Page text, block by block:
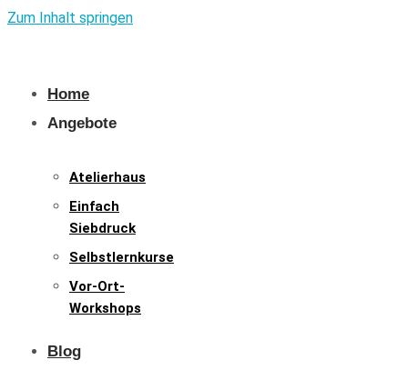
Zum Inhalt springen
Home
Angebote
Atelierhaus
Einfach
Siebdruck
Selbstlernkurse
Vor-Ort-
Workshops
Blog